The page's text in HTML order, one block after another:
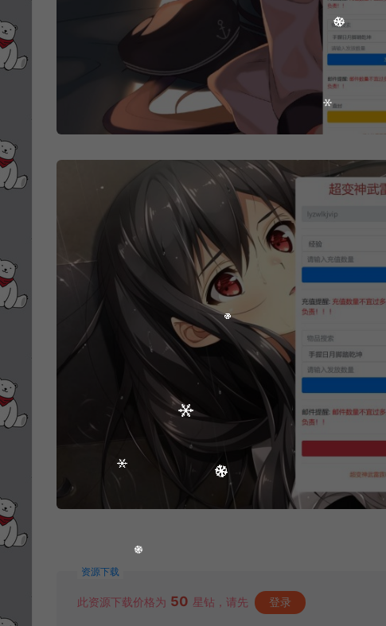
资源下载
此资源下载价格为 50 星钻，请先 登录